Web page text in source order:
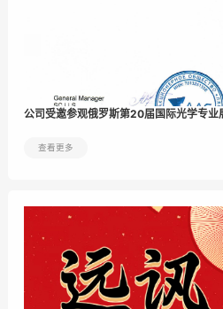
公司受邀参观俄罗斯第20届国际光学专业
查看更多